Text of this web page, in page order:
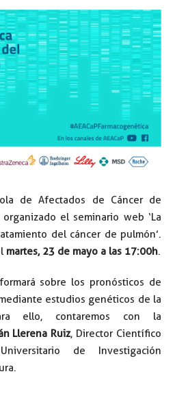
de Afectados de Cáncer de
organizado el seminario web ‘La
del cáncer de pulmón’.
martes, 23 de mayo a las 17:00h.
sobre los pronósticos de
estudios genéticos de la
ello, contaremos con la
Llerena Ruiz, Director Científico
de Investigación